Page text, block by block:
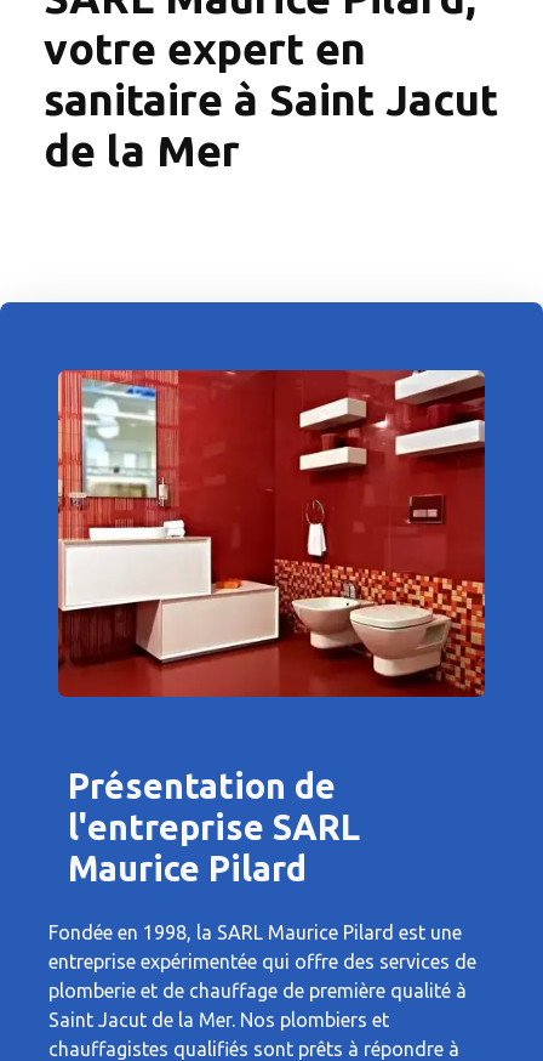
votre expert en
sanitaire à Saint Jacut
de la Mer
Présentation de
l'entreprise SARL
Maurice Pilard
Fondée en 1998, la SARL Maurice Pilard est une
entreprise expérimentée qui offre des services de
plomberie et de chauffage de première qualité à
Saint Jacut de la Mer. Nos plombiers et
chauffagistes qualifiés sont prêts à répondre à